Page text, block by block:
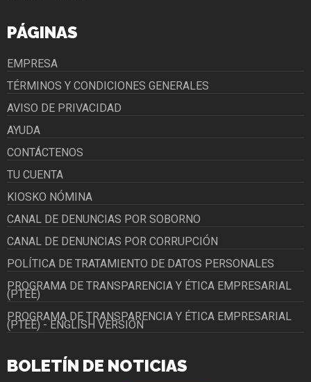
PÁGINAS
EMPRESA
TÉRMINOS Y CONDICIONES GENERALES
AVISO DE PRIVACIDAD
AYUDA
CONTÁCTENOS
TU CUENTA
KIOSKO NÓMINA
CANAL DE DENUNCIAS POR SOBORNO
CANAL DE DENUNCIAS POR CORRUPCIÓN
POLÍTICA DE TRATAMIENTO DE DATOS PERSONALES
PROGRAMA DE TRANSPARENCIA Y ÉTICA EMPRESARIAL
(PTEE)
PROGRAMA DE TRANSPARENCIA Y ÉTICA EMPRESARIAL
(PTEE) - ENGLISH VERSIÓN
BOLETÍN DE NOTICIAS